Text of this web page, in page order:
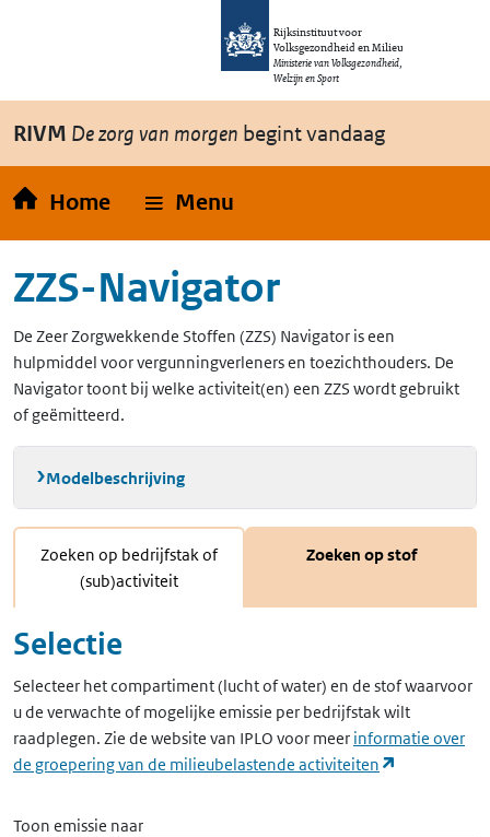
Overslaan en naar de inhoud gaan
Rijksinstituut voor
Volksgezondheid en Milieu
Ministerie van Volksgezondheid,
Welzijn en Sport
RIVM De zorg van morgen begint vandaag
Home Menu
ZZS-Navigator
De Zeer Zorgwekkende Stoffen (ZZS) Navigator is een
hulpmiddel voor vergunningverleners en toezichthouders. De
Navigator toont bij welke activiteit(en) een ZZS wordt gebruikt
of geëmitteerd.
Modelbeschrijving
Zoeken op bedrijfstak of
(sub)activiteit
Zoeken op stof
Selectie
Selecteer het compartiment (lucht of water) en de stof waarvoor
u de verwachte of mogelijke emissie per bedrijfstak wilt
raadplegen. Zie de website van IPLO voor meer informatie over
de groepering van de milieubelastende activiteiten
Toon emissie naar